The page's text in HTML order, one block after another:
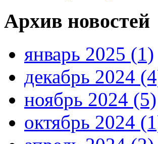
Архив новостей
январь 2025 (1)
декабрь 2024
ноябрь 2024 (5)
октябрь 2024